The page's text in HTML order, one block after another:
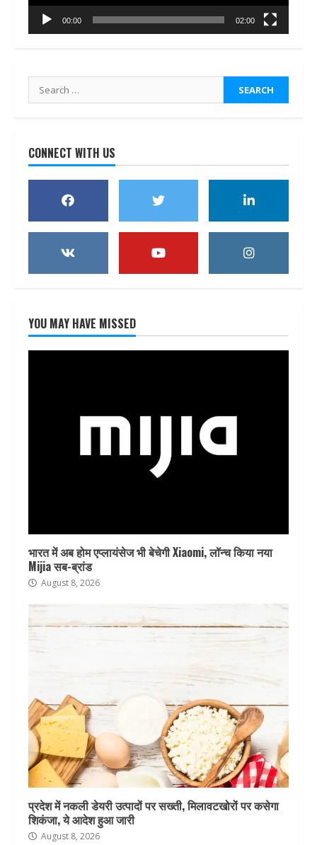
00:00 02:00
Search
for:
CONNECT WITH US
YOU MAY HAVE MISSED
भारत में अब होम एप्लायंसेज भी बेचेगी Xiaomi, लॉन्च किया नया
Mijia सब-ब्रांड
August 8, 2026
प्रदेश में नकली डेयरी उत्पादों पर सख्ती, मिलावटखोरों पर कसेगा
शिकंजा, ये आदेश हुआ जारी
August 8, 2026